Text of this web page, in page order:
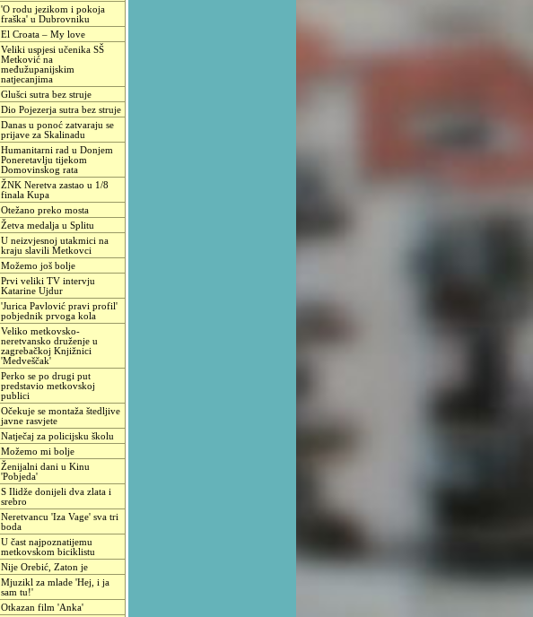
'O rodu jezikom i pokoja
fraška' u Dubrovniku
El Croata – My love
Veliki uspjesi učenika SŠ
Metković na
međužupanijskim
natjecanjima
Glušci sutra bez struje
Dio Pojezerja sutra bez struje
Danas u ponoć zatvaraju se
prijave za Skalinadu
Humanitarni rad u Donjem
Poneretavlju tijekom
Domovinskog rata
ŽNK Neretva zastao u 1/8
finala Kupa
Otežano preko mosta
Žetva medalja u Splitu
U neizvjesnoj utakmici na
kraju slavili Metkovci
Možemo još bolje
Prvi veliki TV intervju
Katarine Ujdur
'Jurica Pavlović pravi profil'
pobjednik prvoga kola
Veliko metkovsko-
neretvansko druženje u
zagrebačkoj Knjižnici
'Medveščak'
Perko se po drugi put
predstavio metkovskoj
publici
Očekuje se montaža štedljive
javne rasvjete
Natječaj za policijsku školu
Možemo mi bolje
Ženijalni dani u Kinu
'Pobjeda'
S Ilidže donijeli dva zlata i
srebro
Neretvancu 'Iza Vage' sva tri
boda
U čast najpoznatijemu
metkovskom biciklistu
Nije Orebić, Zaton je
Mjuzikl za mlade 'Hej, i ja
sam tu!'
Otkazan film 'Anka'